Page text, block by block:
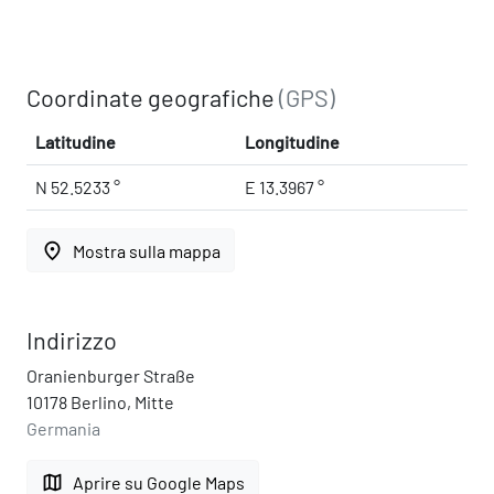
Coordinate geografiche(GPS)
Latitudine Longitudine
N 52.5233 ° E 13.3967 °
place Mostra sulla mappa
Indirizzo
Oranienburger Straße
10178 Berlino, Mitte
Germania
map Aprire su Google Maps